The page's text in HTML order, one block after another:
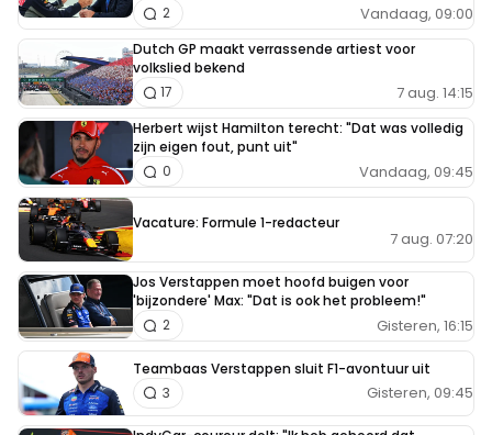
Vandaag, 09:00
2
Dutch GP maakt verrassende artiest voor
volkslied bekend
7 aug. 14:15
17
Herbert wijst Hamilton terecht: "Dat was volledig
zijn eigen fout, punt uit"
Vandaag, 09:45
0
Vacature: Formule 1-redacteur
7 aug. 07:20
Jos Verstappen moet hoofd buigen voor
'bijzondere' Max: "Dat is ook het probleem!"
Gisteren, 16:15
2
Teambaas Verstappen sluit F1-avontuur uit
Gisteren, 09:45
3